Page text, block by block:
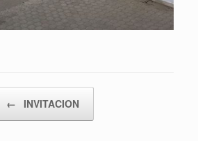
← INVITACION